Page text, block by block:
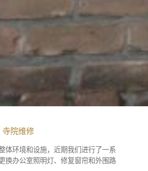
院维修
体环境和设施，近期我们进行了一系
换办公室照明灯、修复窗帘和外围路